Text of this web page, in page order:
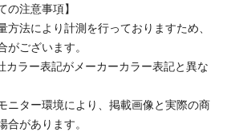
の注意事項】
法により計測を行っておりますため、
ございます。
ラー表記がメーカーカラー表記と異な
ニター環境により、掲載画像と実際の商
があります。